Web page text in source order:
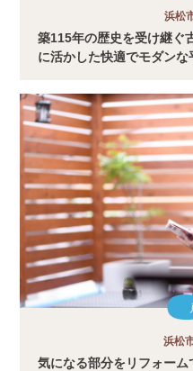
浜松
築115年の歴史を受け継ぐ
に活かした快適でモダンな
浜松
気になる部分をリフォー